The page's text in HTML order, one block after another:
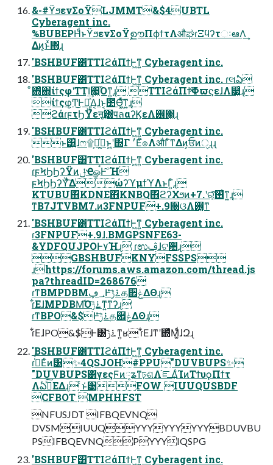
&-#ϔϧενΣοΫLJMMT&$4UBTL
Cyberagent inc.
%BUBEPHͩͱϔϧενΣοΫࣦഊΠϕϯτΛऔಘɾΞϥʔτઃఆΛ͢
Δͷ͕ͱͯ΋ָɻ
'BSHBUF͸TTIϩάΠϯͰ͖ͳ͍ Cyberagent inc.
'BSHBUF͸TTIϩάΠϯͰ͖ͳ͍ Cyberagent inc. ɾલఏ
ͦ΋ͦ΋ίϯςφʹTTI͢΂͖͡Όͳ͍ɻ TTIϩάΠϯͯ͠ΦϖϛεɺΛ๷͍͗ͨɻ
ίϯςφ͕Ͳ͜Ͱಈ͍͍ͯΔ͔ɺͱ͔೺Ѳ͓͖ͯͨ͘͠ͳ͍ɻ
ϩάɾϝτϦΫεऩू͸पลαʔϏεΛ࢖͏΂͖ɻ
'BSHBUF͸TTIϩάΠϯͰ͖ͳ͍ Cyberagent inc.
ͱ͸͍͑ɺෆ۩߹͕ى͖ͨͱ͖ʹ΍Γ ׳Εͨํ๏ΛऔΓͨ͘ͳΔͷ͕ਓͷੑɻɻ
'BSHBUF͸TTIϩάΠϯͰ͖ͳ͍ Cyberagent inc.
ɾϝϞϦϦʔΫͷݪҼௐࠪͰۤ͠Ή
ϝϞϦϦʔΫͯ͠ΔώʔϓμϯϓΛͱΓ͍ͨɻ
KTUBU΋KDNE΋KNBQ΋ϩʔΧϧͷ+7.ʹର͔ͯ͠͠࢖͑ͳ͍ɻ
ͳΒ7JTVBM7.ͷ3FNPUF+.9઀ଓΛ࢖͓͏͔ͳ
'BSHBUF͸TTIϩάΠϯͰ͖ͳ͍ Cyberagent inc.
ɾ3FNPUF+.9ɺ.BMGPSNFE63-
&YDFQUJPOͰ٧Ήɻ ɾಉࢤɺଟ਺ɻ
GBSHBUFKNYFSSPS
ɹhttps://forums.aws.amazon.com/thread.js
pa?threadID=268676
ɾͳΒMPDBM؀ڥͰ࠶ݱͤͯ͞த਎ݟͨΔΘɻ
ɾ͋ΕɺMPDBM͡Ό࠶ݱ͠ͳ͍ͳʔɻ
ɾͳΒPO&$Ͱ࠶ݱͤͯ͞த਎ݟͨΔΘɻ
ɾ͋ΕɺPO&$Ͱ͸࠶ݱ͠ͳ͍ʁ ɾ͋Εɺͳʹ΍ͬͯͨΜ͚ͩͬɺԶɻ
'BSHBUF͸TTIϩάΠϯͰ͖ͳ͍ Cyberagent inc.
ɾٹͬͯ͘Εͨͷ͸✨4QSJOH#PPU"DUVBUPS✨
"DUVBUPS͸γεςϜͷ༷ʑͳঢ়ଶΛ֬ೝ͢ΔͨΊͷΤϯυϙΠϯτ
Λఏڙͯ͘͠ΕΔɻ ͨͱ͑͹FOW IUUQUSBDF
CFBOT MPHHFST
NFUSJDT IFBQEVNQ
DVSMIUUQYYYYYYYYYBDUVBU
PSIFBQEVNQPYYYIQSPG
'BSHBUF͸TTIϩάΠϯͰ͖ͳ͍ Cyberagent inc.